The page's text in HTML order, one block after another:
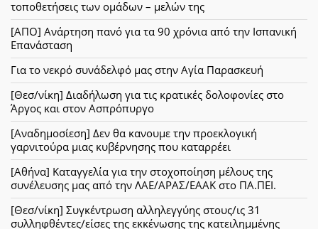
τοποθετήσεις των ομάδων – μελών της
[ΑΠΟ] Ανάρτηση πανό για τα 90 χρόνια από την Ισπανική
Επανάσταση
Για το νεκρό συνάδελφό μας στην Αγία Παρασκευή
[Θεσ/νίκη] Διαδήλωση για τις κρατικές δολοφονίες στο
Άργος και στον Ασπρόπυργο
[Αναδημοσίεση] Δεν θα κανουμε την προεκλογική
γαρνιτούρα μιας κυβέρνησης που καταρρέει
[Αθήνα] Καταγγελία για την στοχοποίηση μέλους της
συνέλευσης μας από την ΛΑΕ/ΑΡΑΣ/ΕΑΑΚ στο ΠΑ.ΠΕΙ.
[Θεσ/νίκη] Συγκέντρωση αλληλεγγύης στους/ις 31
συλληφθέντες/είσες της εκκένωσης της κατειλημμένης